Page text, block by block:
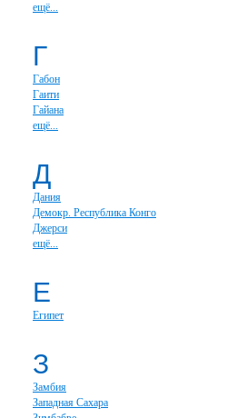
ещё...
Г
Габон
Гаити
Гайана
ещё...
Д
Дания
Демокр. Республика Конго
Джерси
ещё...
Е
Египет
З
Замбия
Западная Сахара